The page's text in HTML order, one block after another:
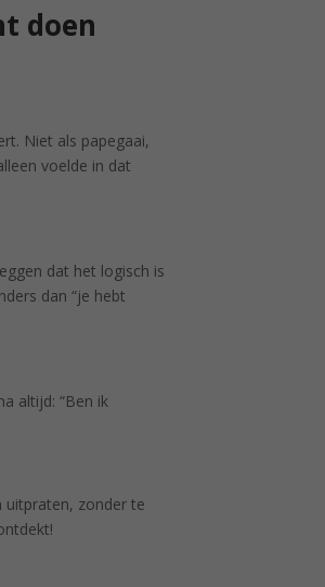
doen
Niet als papegaai,
voelde in dat
dat het logisch is
dan “je hebt
altijd: “Ben ik
uitpraten, zonder te